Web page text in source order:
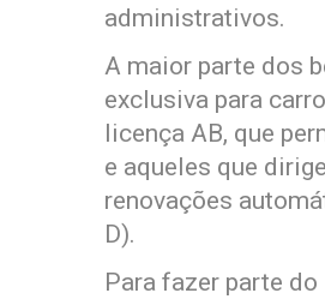
administrativos.
A maior parte dos
exclusiva para
licença AB, que
e aqueles que
renovações
D).
Para fazer parte